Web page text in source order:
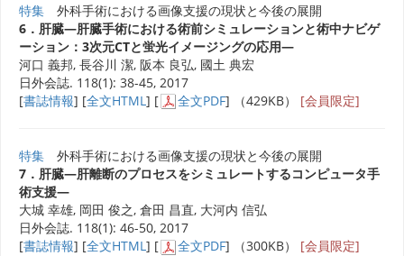
特集 外科手術における画像支援の現状と今後の展開
6．肝臓―肝臓手術における術前シミュレーションと術中ナビゲ
ーション：3次元CTと蛍光イメージングの応用―
河口 義邦, 長谷川 潔, 阪本 良弘, 國土 典宏
日外会誌. 118(1): 38-45, 2017
[書誌情報] [全文HTML ] [ 全文PDF] （429KB） [会員限定]
特集 外科手術における画像支援の現状と今後の展開
7．肝臓―肝離断のプロセスをシミュレートするコンピュータ手
術支援―
大城 幸雄, 岡田 俊之, 倉田 昌直, 大河内 信弘
日外会誌. 118(1): 46-50, 2017
[書誌情報] [全文HTML] [ 全文PDF] （300KB） [会員限定]